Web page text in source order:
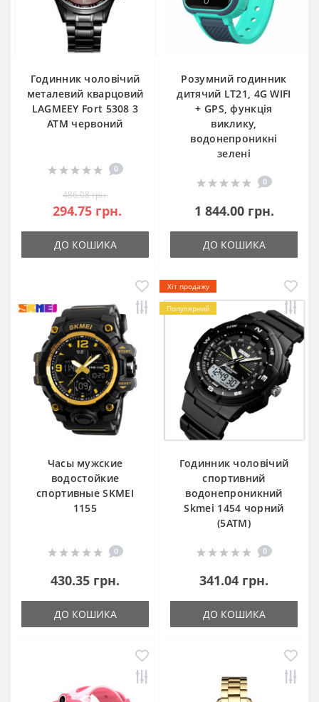
Годинник чоловічий
металевий кварцовий
LAGMEEY Fort 5308 3
ATM червоний
0
486.08 грн.
294.75 грн.
ДО КОШИКА
Розумний годинник
дитячий LT21, 4G WIFI
+ GPS, функція
виклику,
водонепроникні
зелені
0
1 844.00 грн.
ДО КОШИКА
Часы мужские
водостойкие
спортивные SKMEI
1155
0
430.35 грн.
ДО КОШИКА
Хіт продажу
Популярний
Годинник чоловічий
спортивний
водонепроникний
Skmei 1454 чорний
(5АТМ)
0
341.04 грн.
ДО КОШИКА